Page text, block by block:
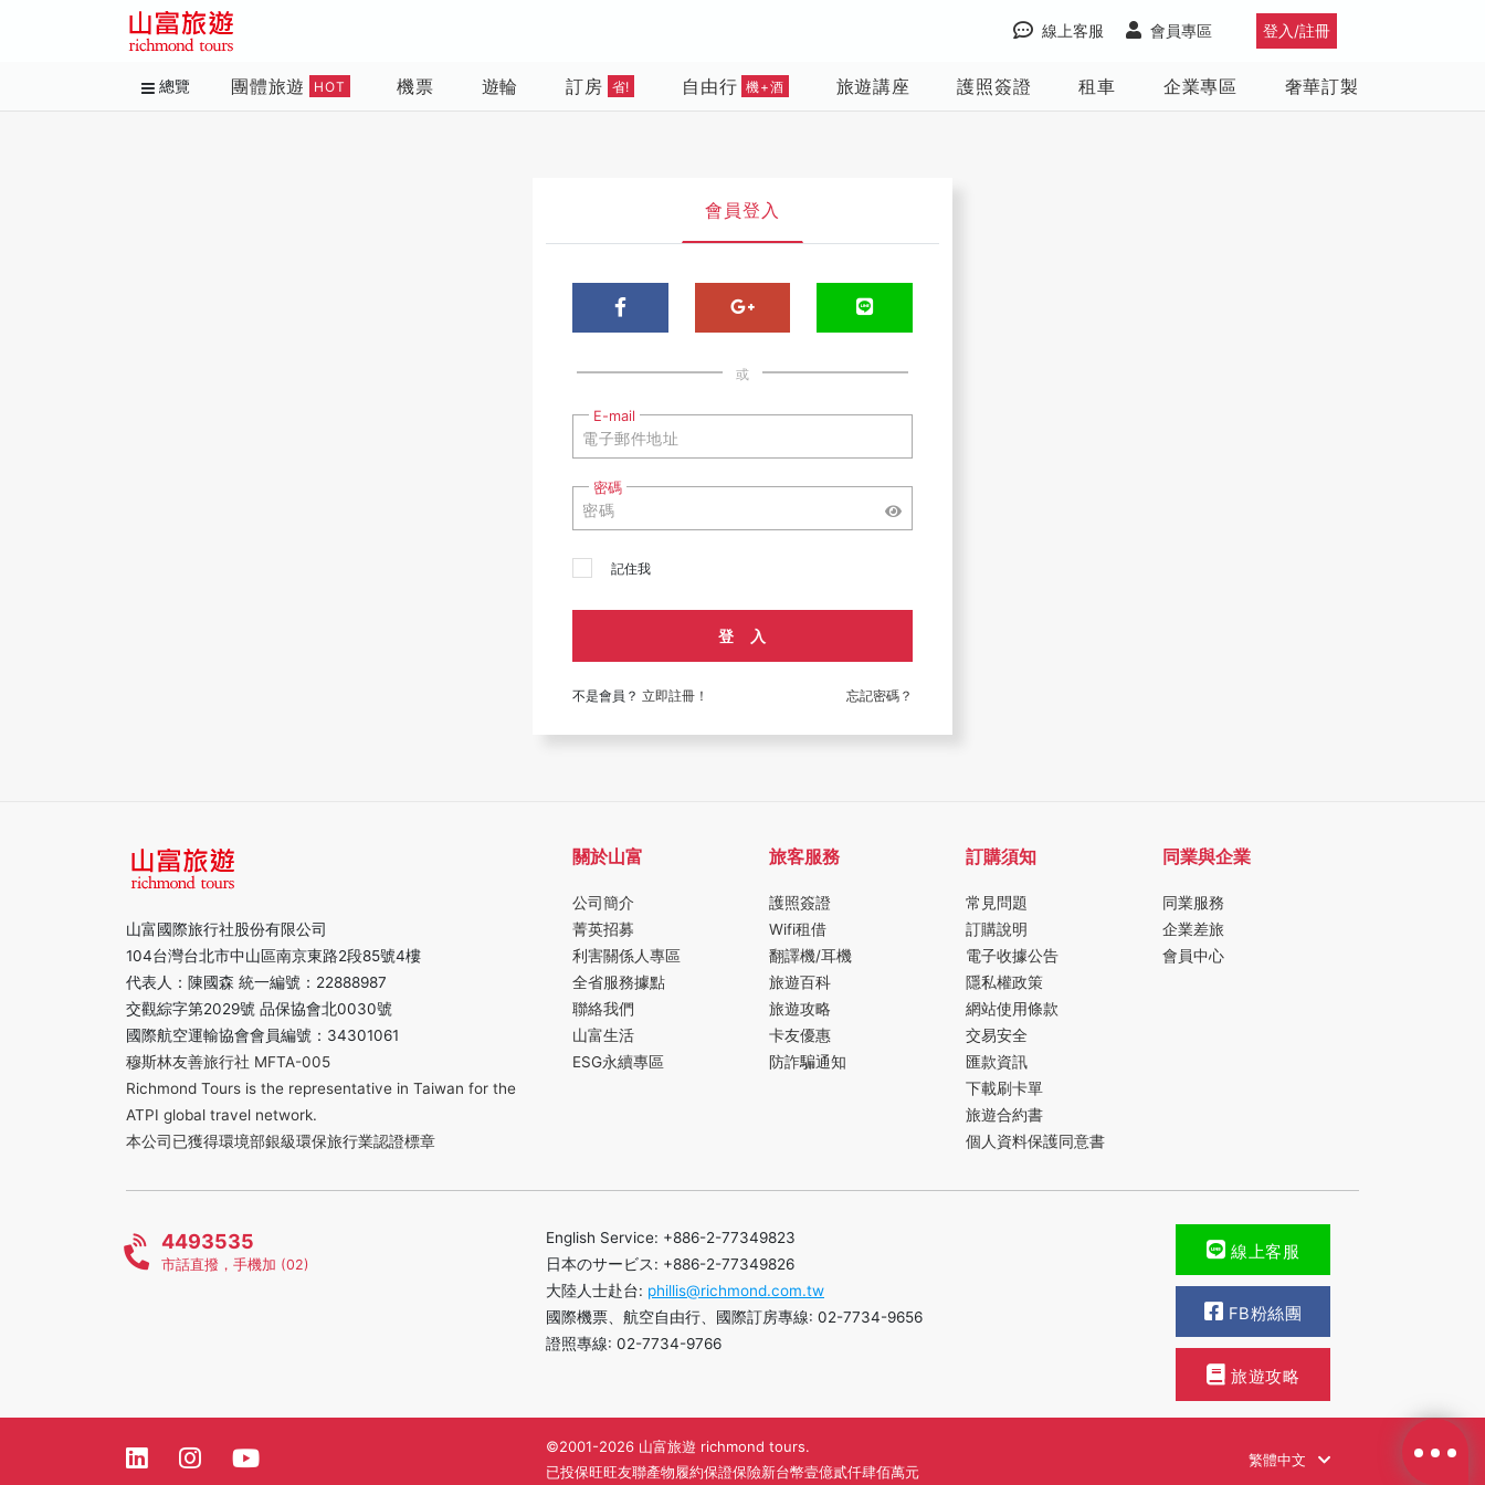
登入/註冊
會員專區
線上客服
總覽 團體旅遊 HOT 機票 遊輪 訂房 省! 自由行 機+酒 旅遊講座 護照簽證 租車 企業專區 奢華訂製
會員登入
或
E-mail
密碼
記住我
登 入
不是會員？ 立即註冊！ 忘記密碼？
山富國際旅行社股份有限公司
104台灣台北市中山區南京東路2段85號4樓
代表人：陳國森 統一編號：22888987
交觀綜字第2029號 品保協會北0030號
國際航空運輸協會會員編號：34301061
穆斯林友善旅行社 MFTA-005
Richmond Tours is the representative in Taiwan for the
ATPI global travel network.
本公司已獲得環境部銀級環保旅行業認證標章
關於山富
公司簡介
菁英招募
利害關係人專區
全省服務據點
聯絡我們
山富生活
ESG永續專區
旅客服務
護照簽證
Wifi租借
翻譯機/耳機
旅遊百科
旅遊攻略
卡友優惠
防詐騙通知
訂購須知
常見問題
訂購說明
電子收據公告
隱私權政策
網站使用條款
交易安全
匯款資訊
下載刷卡單
旅遊合約書
個人資料保護同意書
同業與企業
同業服務
企業差旅
會員中心
4493535
市話直撥，手機加 (02)
English Service: +886-2-77349823
日本のサービス: +886-2-77349826
大陸人士赴台: phillis@richmond.com.tw
國際機票、航空自由行、國際訂房專線: 02-7734-9656
證照專線: 02-7734-9766
線上客服
FB粉絲團
旅遊攻略
©2001-2026 山富旅遊 richmond tours.
已投保旺旺友聯產物履約保證保險新台幣壹億貳仟肆佰萬元
繁體中文